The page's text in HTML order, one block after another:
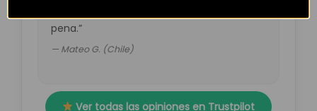
pena.”
— Mateo G. (Chile)
Ver todas las opiniones en Trustpilot